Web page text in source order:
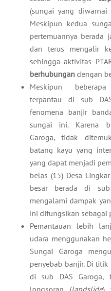
(sungai yang diwarnai
Meskipun kedua
pertemuannya berada
dan terus mengalir
sehingga aktivitas
berhubungandengan
Meskipun
terpantau di sub
fenomena banjir
sungai ini. Karena
Garoga, tidak
batang kayu yang
yang dapat menjadi
belas (15) Desa
besar berada di
mengalami dampak
ini difungsikan sebagai
Pemantauan lebih
udara menggunakan
Sungai Garoga
penyebab banjir. Di
di sub DAS Garoga,